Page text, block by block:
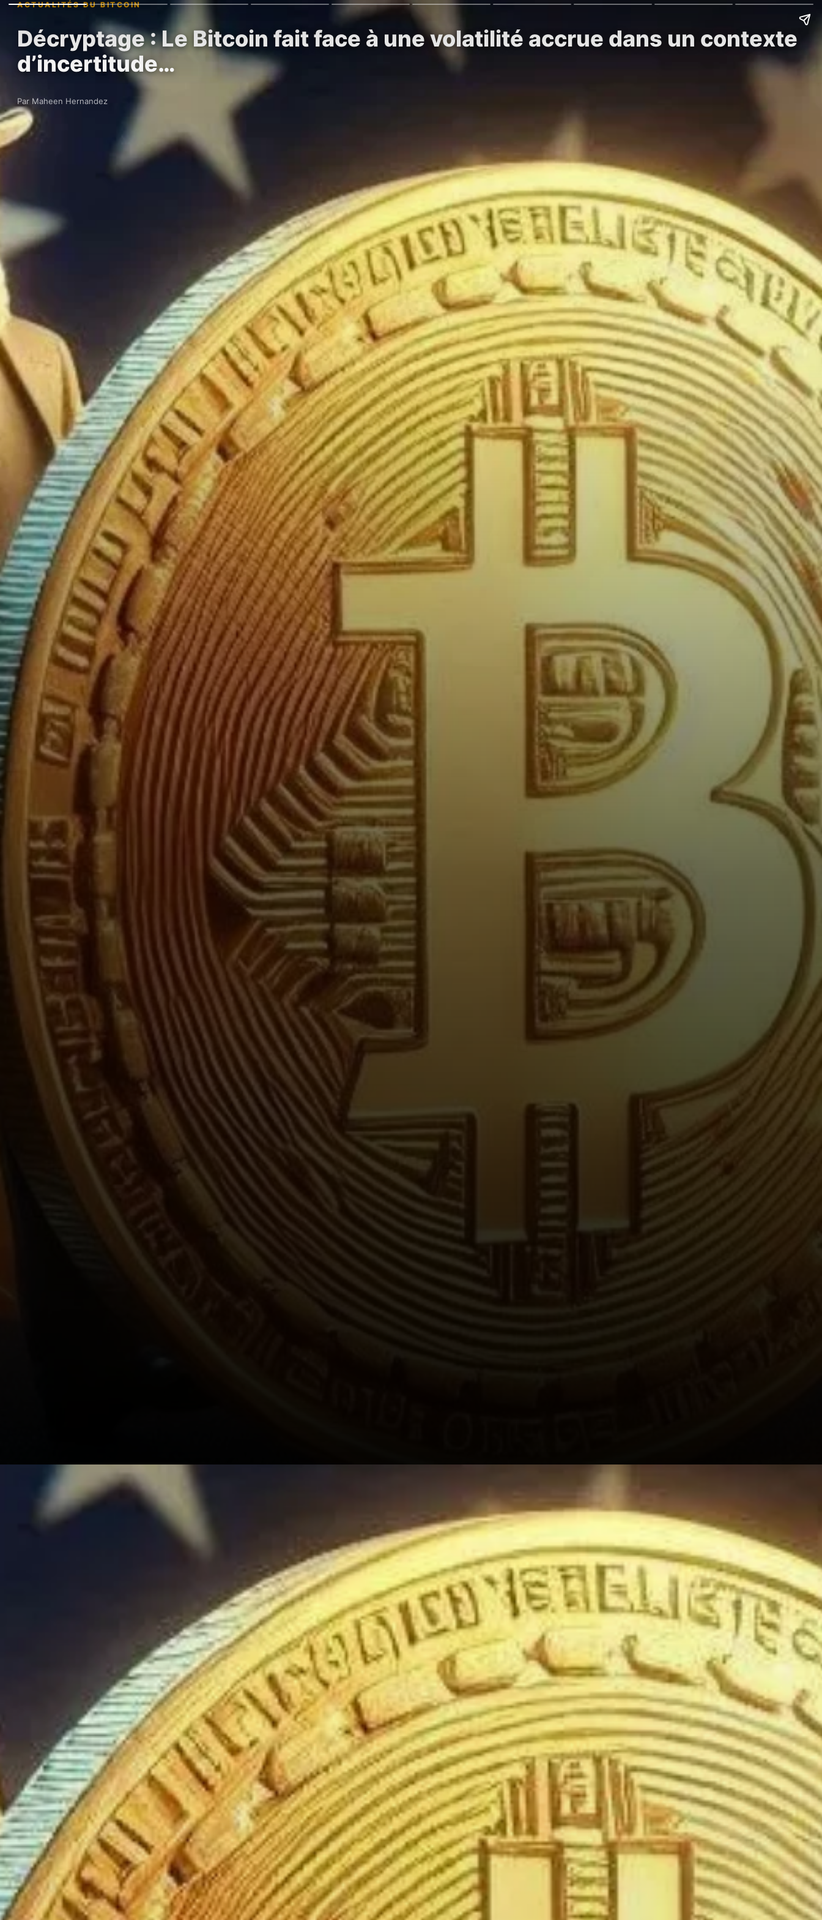
ACTUALITÉS DU BITCOIN
Décryptage : Le Bitcoin fait face à une volatilité accrue dans un contexte
d’incertitude…
Par Maheen Hernandez